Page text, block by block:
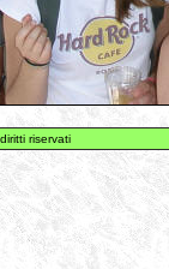
riservati